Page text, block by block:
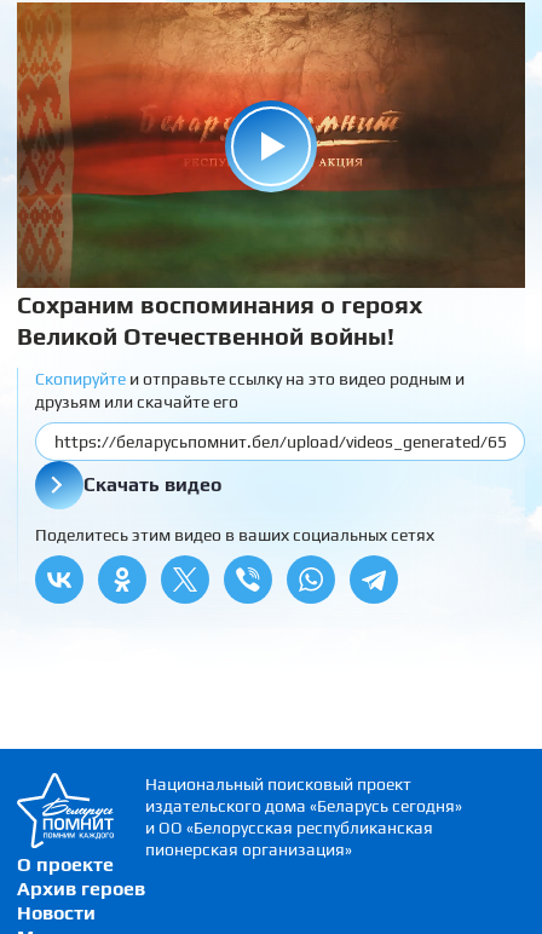
Сохраним воспоминания о героях
Великой Отечественной войны!
Скопируйтеи отправьте ссылку на это видео родным и
друзьям или скачайте его
Скачать видео
Поделитесь этим видео в ваших социальных сетях
О проекте
Архив героев
Новости
Национальный поисковый проект
издательского дома «Беларусь сегодня»
и ОО «Белорусская республиканская
пионерская организация»